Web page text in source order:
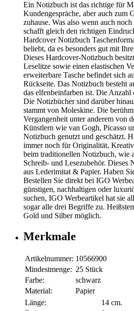
Ein Notizbuch ist das richtige für
Kundengespräche, aber auch zum
zuhause. Was also wenn auch
schafft gleich den richtigen
Hardcover Notizbuch
beliebt, da es besonders gut mit
Dieses Hardcover-Notizbuch
Leselitze sowie einen elastischen
erweiterbare Tasche befindet sich
Rückseite. Das Notizbuch besteht
das elfenbeinfarben ist. Die Anzahl
Die Notizbücher sind darüber
stammt von Moleskine. Die
Vergangenheit unter anderem von
Künstlern wie van Gogh, Picasso
Notizbuch genutzt und geschätzt.
immer noch für Originalität,
beim traditionellen Notizbuch, wie
Schreib- und Lesezubehör. Dieses
aus Lederimitat & Papier. Haben
Bestellen Sie direkt bei IGO
günstigen, nachhaltigen oder
suchen, IGO Werbeartikel hat sie
sogar alle drei Begriffe zu.
Gold und Silber möglich.
Merkmale
Artikelnummer: 10566900
Mindestmenge: 25 Stück
Farbe:
schwarz
Material:
Papier
Länge:
14 cm.